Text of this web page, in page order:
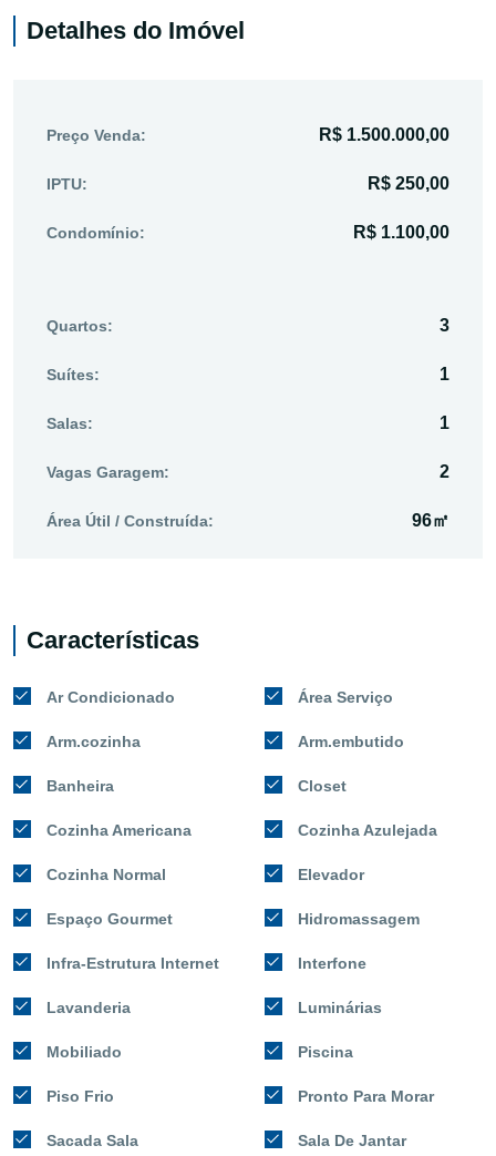
Detalhes do Imóvel
Preço Venda: R$ 1.500.000,00
IPTU: R$ 250,00
Condomínio: R$ 1.100,00
Quartos: 3
Suítes: 1
Salas: 1
Vagas Garagem: 2
Área Útil / Construída: 96㎡
Características
Ar Condicionado Área Serviço
Arm.cozinha Arm.embutido
Banheira Closet
Cozinha Americana Cozinha Azulejada
Cozinha Normal Elevador
Espaço Gourmet Hidromassagem
Infra-Estrutura Internet Interfone
Lavanderia Luminárias
Mobiliado Piscina
Piso Frio Pronto Para Morar
Sacada Sala Sala De Jantar